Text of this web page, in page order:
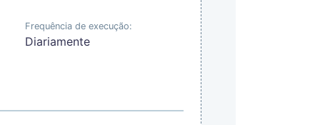
Frequência de execução:
Diariamente